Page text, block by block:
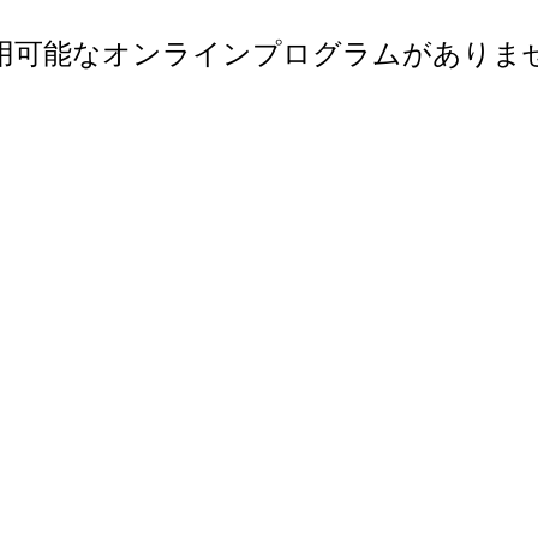
可能なオンラインプログラムがありま